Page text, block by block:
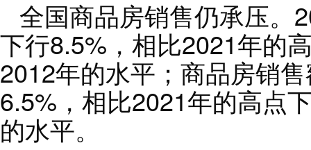
全国商品房销售仍承压。
下行8.5%，相比2021年的
2012年的水平；商品房销
6.5%，相比2021年的高点
的水平。